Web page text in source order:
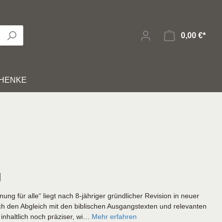
0,00 €*
E-Books
für alle“ liegt nach 8-jähriger gründlicher Revision in neuer
den Abgleich mit den biblischen Ausgangstexten und relevanten
noch präziser, wi… Mehr erfahren